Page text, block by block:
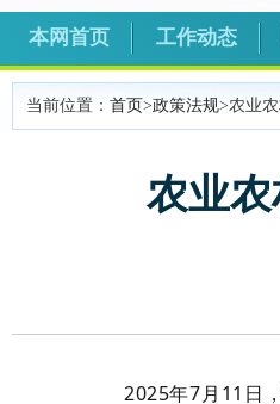
本网首页 工作动态
当前位置： 首页>政策法规>农业
农业
2025年7月 11 日